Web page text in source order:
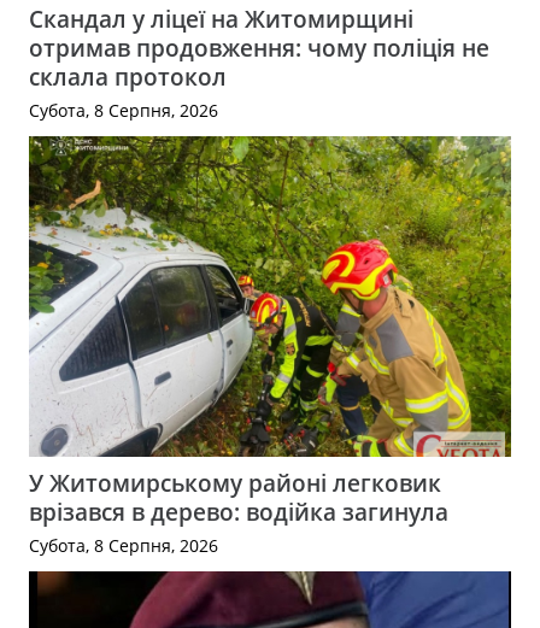
Скандал у ліцеї на Житомирщині
отримав продовження: чому поліція не
склала протокол
Субота, 8 Серпня, 2026
У Житомирському районі легковик
врізався в дерево: водійка загинула
Субота, 8 Серпня, 2026